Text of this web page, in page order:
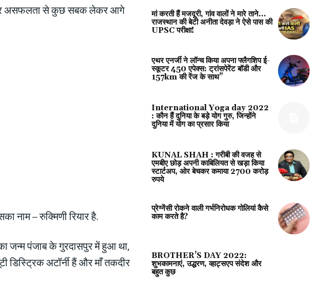
असफलता से कुछ सबक लेकर आगे
नाम – रुक्मिणी रियार है.
जन्म पंजाब के गुरदासपुर में हुआ था,
डिस्ट्रिक अटॉर्नी हैं और माँ तकदीर
मां करती हैं मजदूरी, गांव वालों ने मारे ताने…
राजस्थान की बेटी अनीता देवड़ा ने ऐसे पास की
UPSC परीक्षा!
एथर एनर्जी ने लॉन्च किया अपना फ्लैगशिप ई-
स्कूटर 450 एपेक्स: ट्रांसपेरेंट बॉडी और
157km की रेंज के साथ”
International Yoga day 2022
: कौन हैं दुनिया के बड़े योग गुरु, जिन्होंने
दुनिया में योग का प्रसार किया
KUNAL SHAH : गरीबी की वजह से
एमबीए छोड़ अपनी काबिलियत से खड़ा किया
स्टार्टअप, ओर बेचकर कमाया 2700 करोड़
रुपये
प्रेग्‍नेंसी रोकने वाली गर्भनिरोधक गोलियां कैसे
काम करते है?
BROTHER’S DAY 2022:
शुभकामनाएं, उद्धरण, व्हाट्सएप संदेश और
बहुत कुछ